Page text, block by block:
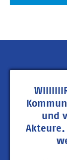
und